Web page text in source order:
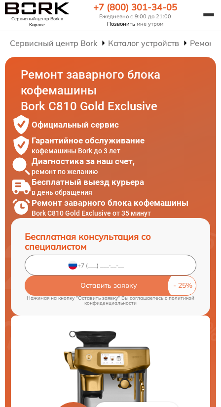
Сервисный центр Borkв
Кирове
+7 (800) 301-34-05
Ежедневно с 9:00 до 21:00
Позвонить мне утром
Сервисный центр Bork Каталог устройств
Ремонт заварного блока
кофемашины
Bork C810 Gold Exclusive
Официальный сервис
Гарантийное обслуживание
кофемашины Bork до 3 лет
Диагностика за наш счет,
ремонт по желанию
Бесплатный выезд курьера
в день обращения
Ремонт заварного блока кофемашины
Bork C810 Gold Exclusive от 35 минут
Бесплатная консультация со
специалистом
Оставить заявку
Нажимая на кнопку "Оставить заявку" Вы соглашаетесь cполитикой
конфиденциальности